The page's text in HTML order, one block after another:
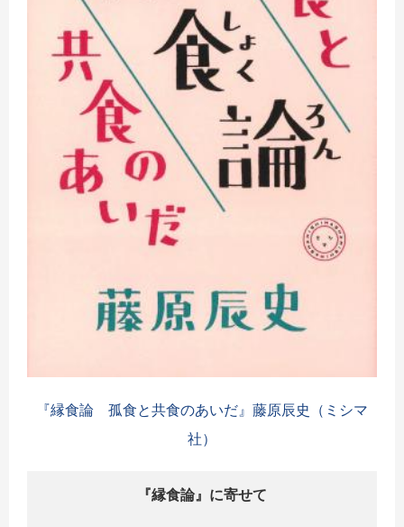
『縁食論 孤食と共食のあいだ』藤原辰史（ミシマ
社）
『縁食論』に寄せて